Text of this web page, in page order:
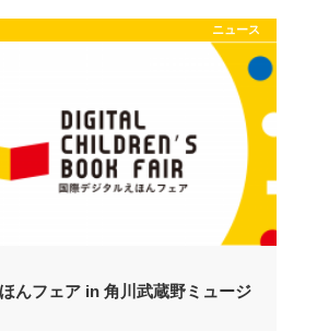
ニュース
んフェア in 角川武蔵野ミュージ